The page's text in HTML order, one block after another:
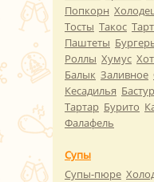
Попкорн
Тосты Такос
Паштеты
Роллы Хумус
Балык Заливное
Кесадилья
Тартар Бурито
Фалафель
Супы
Супы-пюре